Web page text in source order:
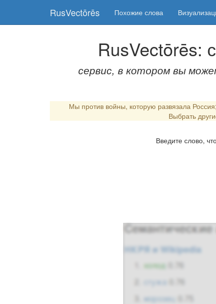
RusVectōrēs Похожие слова
RusVectōrēs:
сервис, в котором вы
Мы против войны, которую развязала
Выбрать
Введите слово,